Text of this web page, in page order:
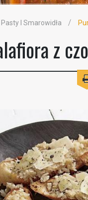
Pasty I Smarowidła
z